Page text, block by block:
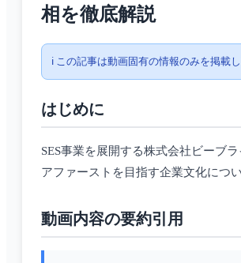
相を徹底解説
ℹ️ この記事は動画固有の情報のみを掲載
はじめに
SES事業を展開する株式会社ビーブ
アファーストを目指す企業文化につ
動画内容の要約引用